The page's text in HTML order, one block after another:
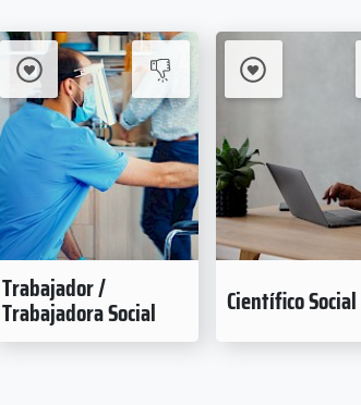
Trabajador /
Trabajadora Social Científico Social